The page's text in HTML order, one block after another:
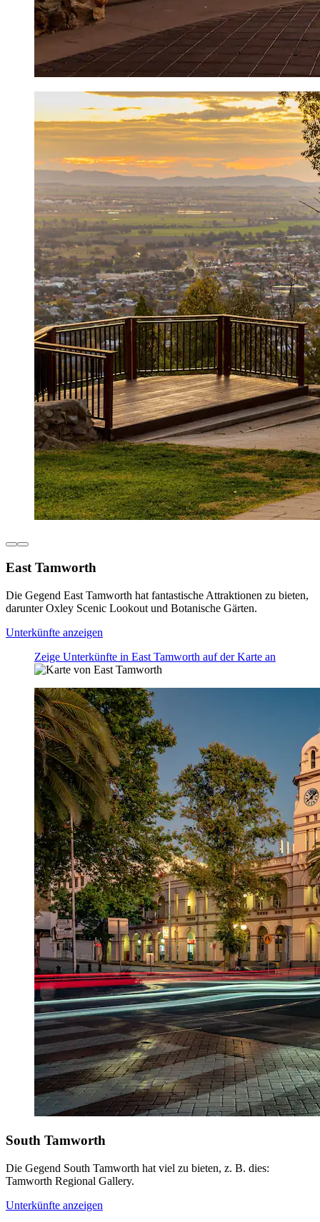
East Tamworth
Die Gegend East Tamworth hat fantastische Attraktionen zu bieten,
darunter Oxley Scenic Lookout und Botanische Gärten.
Unterkünfte anzeigen
Zeige Unterkünfte in East Tamworth auf der Karte an
South Tamworth
Die Gegend South Tamworth hat viel zu bieten, z. B. dies:
Tamworth Regional Gallery.
Unterkünfte anzeigen